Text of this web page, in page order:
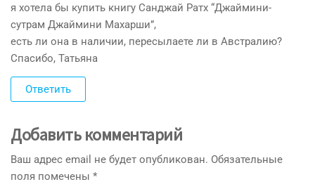
я хотела бы купить книгу Санджай Ратх “Джаймини-
сутрам Джаймини Махарши”,
есть ли она в наличии, пересылаете ли в Австралию?
Спасибо, Татьяна
Ответить
Добавить комментарий
Ваш адрес email не будет опубликован. Обязательные
поля помечены *